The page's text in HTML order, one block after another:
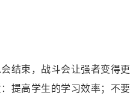
结束，战斗会让强者变得更
提高学生的学习效率；不要